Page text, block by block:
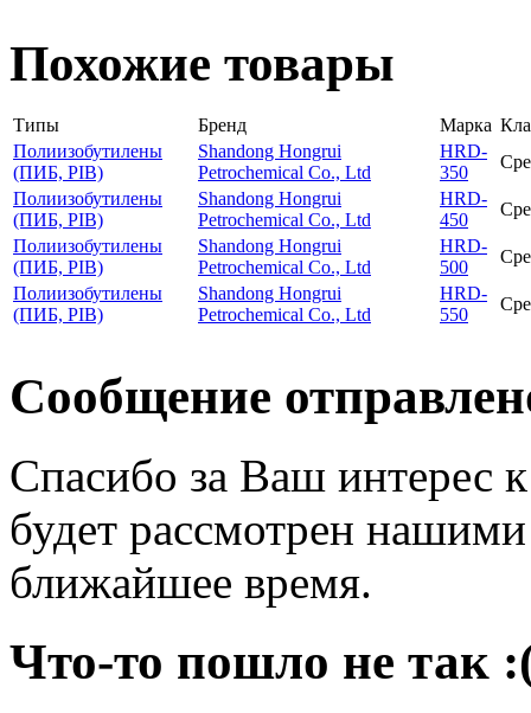
Похожие товары
Типы Бренд Марка
Полиизобутилены
(ПИБ, PIB)
Shandong Hongrui
Petrochemical Co., Ltd
HRD-
350
Полиизобутилены
(ПИБ, PIB)
Shandong Hongrui
Petrochemical Co., Ltd
HRD-
450
Полиизобутилены
(ПИБ, PIB)
Shandong Hongrui
Petrochemical Co., Ltd
HRD-
500
Полиизобутилены
(ПИБ, PIB)
Shandong Hongrui
Petrochemical Co., Ltd
HRD-
550
Сообщение
Спасибо за Ваш интерес
будет рассмотрен
ближайшее время.
Что-то пошло не так